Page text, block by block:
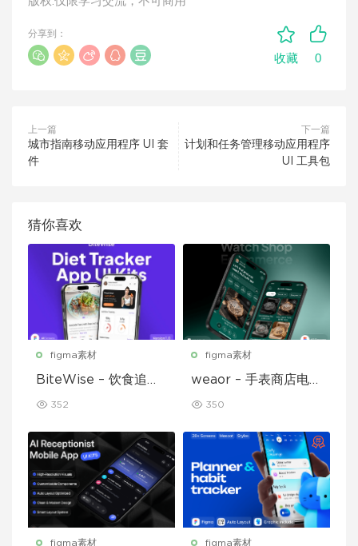
收藏 0
分享到：
上一篇
城市指南移动应用程序 UI 套
件
下一篇
计划和任务管理移动应用程序
UI 工具包
猜你喜欢
figma素材
BiteWise – 饮食追踪
352
figma素材
weaor – 手表商店电子
350
figma素材 figma素材